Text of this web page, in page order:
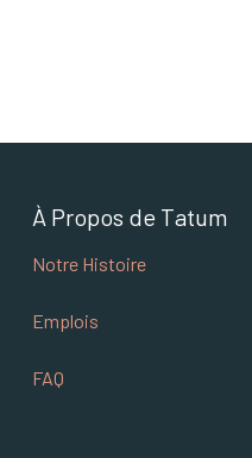
À Propos de Tatum
Notre Histoire
Emplois
FAQ